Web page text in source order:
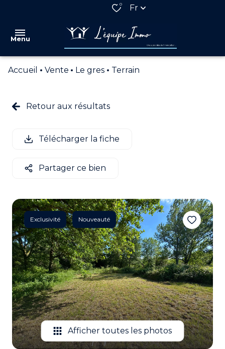
0 Fr
Menu
NOUS
NOS
PARTENAIRES
ALERTE
EMAIL
CONTACTEZ
NOUS
Accueil Vente Le gres Terrain
Retour aux résultats
Télécharger la fiche
Partager ce bien
Exclusivité Nouveauté
Afficher toutes les photos